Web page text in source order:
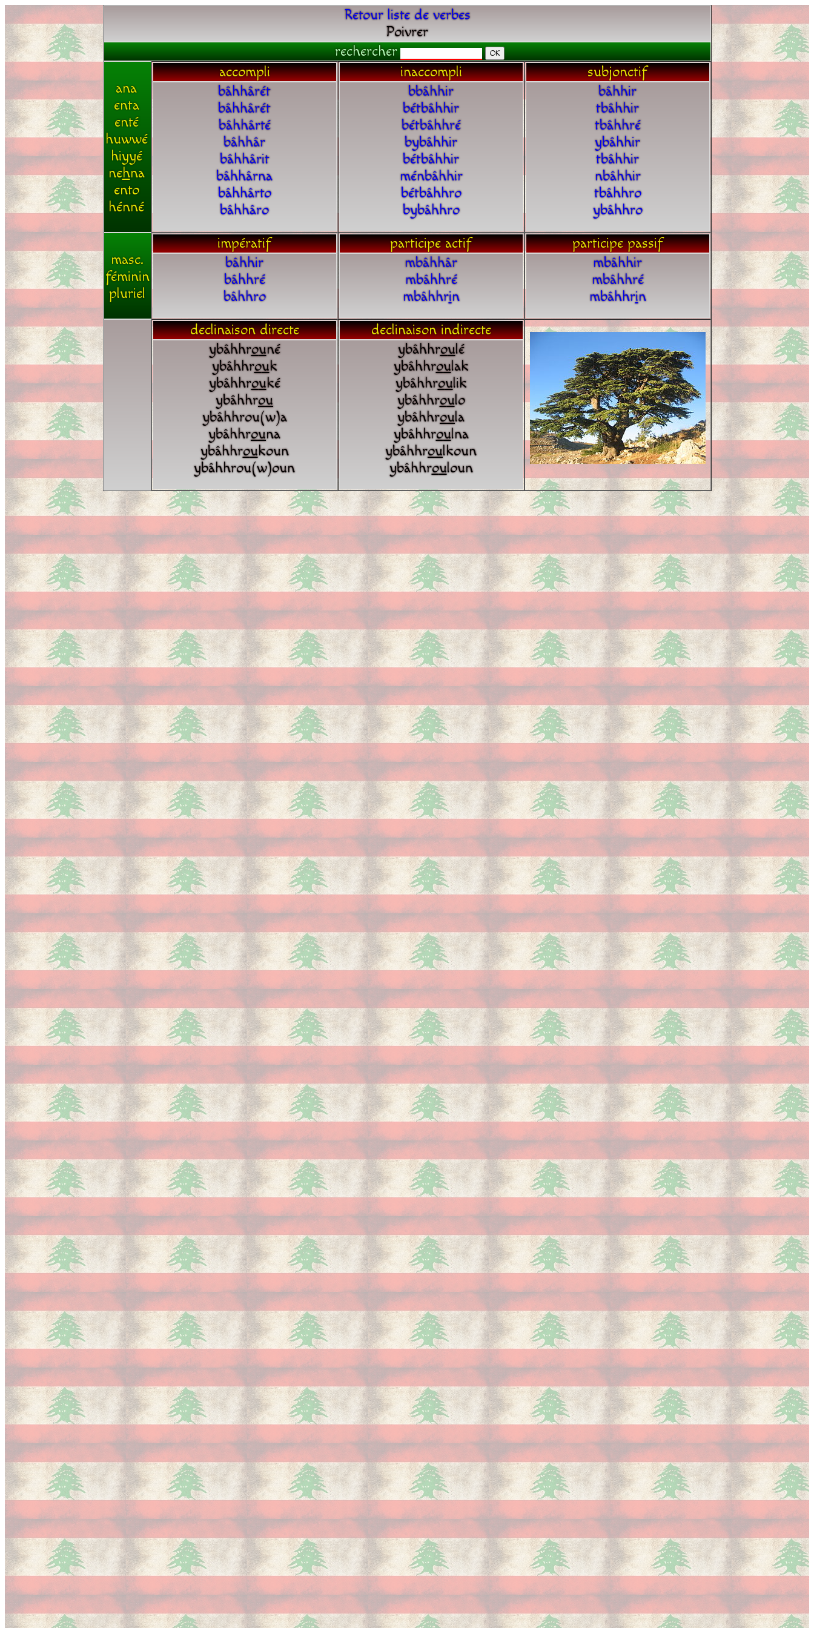
Retour liste de verbes
Poivrer
rechercher
ana
enta
enté
huwwé
hiyyé
nehna
ento
hénné
accompli
bâhhârét
bâhhârét
bâhhârté
bâhhâr
bâhhârit
bâhhârna
bâhhârto
bâhhâro
inaccompli
bbâhhir
bétbâhhir
bétbâhhré
bybâhhir
bétbâhhir
ménbâhhir
bétbâhhro
bybâhhro
subjonctif
bâhhir
tbâhhir
tbâhhré
ybâhhir
tbâhhir
nbâhhir
tbâhhro
ybâhhro
masc.
féminin
pluriel
impératif
bâhhir
bâhhré
bâhhro
participe actif
mbâhhâr
mbâhhré
mbâhhrin
participe passif
mbâhhir
mbâhhré
mbâhhrin
declinaison directe
ybâhhrouné
ybâhhrouk
ybâhhrouké
ybâhhrou
ybâhhrou(w)a
ybâhhrouna
ybâhhroukoun
ybâhhrou(w)oun
declinaison indirecte
ybâhhroulé
ybâhhroulak
ybâhhroulik
ybâhhroulo
ybâhhroula
ybâhhroulna
ybâhhroulkoun
ybâhhrouloun